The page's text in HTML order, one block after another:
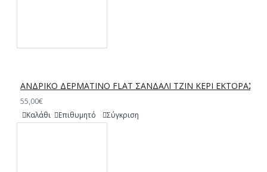
ΑΝΔΡΙΚΟ ΔΕΡΜΑΤΙΝΟ FLAT ΣΑΝΔΑΛΙ ΤΖΙΝ ΚΕΡΙ ΕΚΤΟΡΑΣ
55,00€
Καλάθι Επιθυμητό Σύγκριση